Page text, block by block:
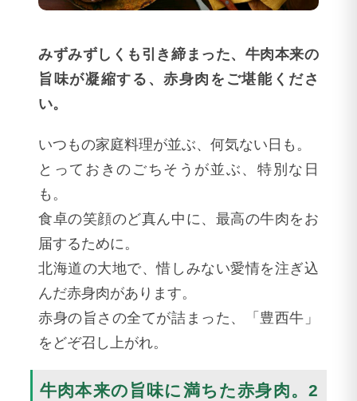
みずみずしくも引き締まった、牛肉本来の
旨味が凝縮する、赤身肉をご堪能くださ
い。
いつもの家庭料理が並ぶ、何気ない日も。
とっておきのごちそうが並ぶ、特別な日
も。
食卓の笑顔のど真ん中に、最高の牛肉をお
届するために。
北海道の大地で、惜しみない愛情を注ぎ込
んだ赤身肉があります。
赤身の旨さの全てが詰まった、「豊西牛」
をどぞ召し上がれ。
牛肉本来の旨味に満ちた赤身肉。2